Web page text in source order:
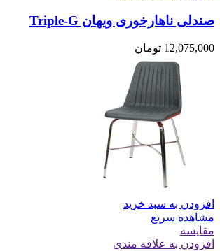
صندلی ناهارخوری ویهان Triple-G
12,075,000 تومان
افزودن به سبد خرید
مشاهده سریع
مقایسه
افزودن به علاقه مندی